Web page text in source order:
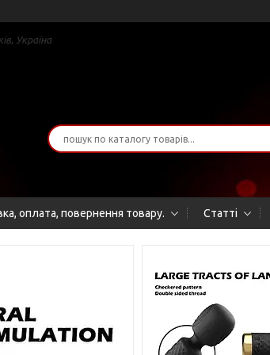
Україна
оплата, повернення товару. Статті